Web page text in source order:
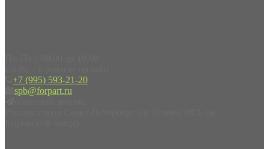
+7 (995) 593-21-20
spb@forpart.ru